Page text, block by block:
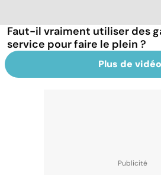
Faut-il vraiment utiliser des
service pour faire le plein ?
Plus de